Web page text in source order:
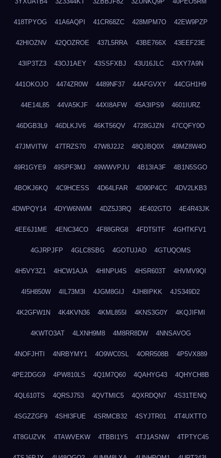
418TPYOG 41A6AQPI 41CR68ZC 428MPM7O 42EW9PZP
42HIOZNV 42QOZROE 437L5RRA 43BE766X 43EEF23E
43IP3TZ3 43OJ1AEY 43SSFXBJ 43U16JLC 43XY7A9N
441OKOJO 4474ZR0W 4489NF37 44AFGVXY 44CGH1H9
44E14L85 44VA5KJF 44XI8AFW 45A3IPS9 4601IURZ
46DGB3L9 46DLKJV6 46KT56QV 4728GJZN 47CQFY0O
47JMVITW 47TRZS70 47W8J2J2 48QJBQ0X 49MZ8W4O
49R1GYE9 49SPF3MJ 49WWVPJU 4B13IA3F 4B1N5SGO
4BOKJ6KQ 4C9HCESS 4D64LFAR 4D90P4CC 4DV2LKB3
4DWPQY14 4DYW6NWM 4DZ5J3RQ 4E402GTO 4E4R43JK
4EE6J1ME 4ENC34CO 4F88GRG8 4FDT5ITF 4GHTKFV1
4GJRPJFP 4GLC8SBG 4GOTUJAD 4GTUQOMS
4H5VY3Z1 4HCW1AJA 4HINPU4S 4HSR603T 4HVMV9QI
4I5H850W 4IL73M3I 4JGM8GIJ 4JH8IPKK 4JS349D2
4K2GFW1N 4K4KVN36 4KML855I 4KNS3G0Y 4KQJIFMI
4KWTO3AT 4LXNH9M8 4M8RR8DW 4NNSAVOG
4NOFJHTI 4NRBYMY1 4O9WC0SL 4ORR508B 4P5VX889
4PE2DGG9 4PW810LS 4Q1M7Q60 4QAHYG43 4QHYCH8B
4QL610TS 4QRSJ753 4QVTMIC5 4QXRDQN7 4S31TENQ
4SGZZGF9 4SHI3FUE 4SRMCB32 4SYJTR01 4T4UXTTO
4T8GUZVK 4TAWVEKW 4TBBI1Y5 4TJ1ASNW 4TPTYC45